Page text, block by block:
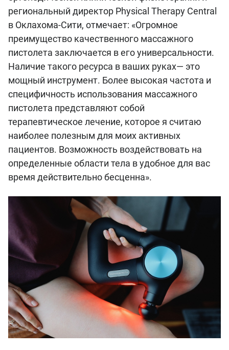
региональный директор Physical Therapy Central
в Оклахома-Сити, отмечает: «Огромное
преимущество качественного массажного
пистолета заключается в его универсальности.
Наличие такого ресурса в ваших руках— это
мощный инструмент. Более высокая частота и
специфичность использования массажного
пистолета представляют собой
терапевтическое лечение, которое я считаю
наиболее полезным для моих активных
пациентов. Возможность воздействовать на
определенные области тела в удобное для вас
время действительно бесценна».